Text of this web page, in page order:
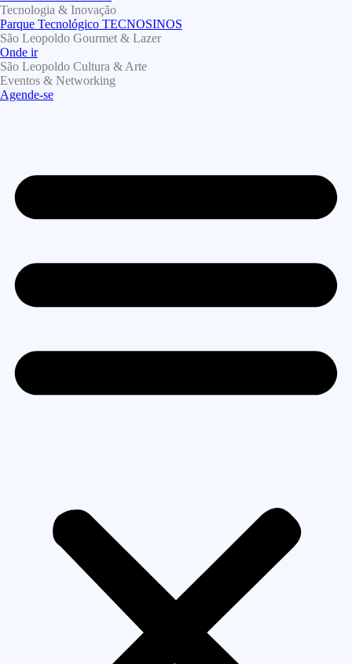
Tecnologia & Inovação
Parque Tecnológico TECNOSINOS
São Leopoldo Gourmet & Lazer
Onde ir
São Leopoldo Cultura & Arte
Eventos & Networking
Agende-se